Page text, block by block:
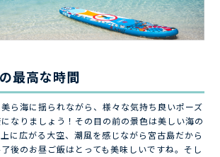
最高な時間
ら海に揺られながら、様々な気持ち良いポーズ
なりましょう！その目の前の景色は美しい海の
に広がる大空、潮風を感じながら宮古島だから
後のお昼ご飯はとっても美味しいですね。そし